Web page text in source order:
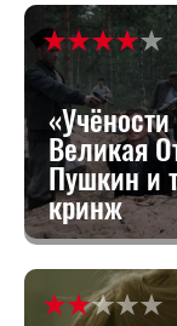
Великая
Пушкин и
кринж